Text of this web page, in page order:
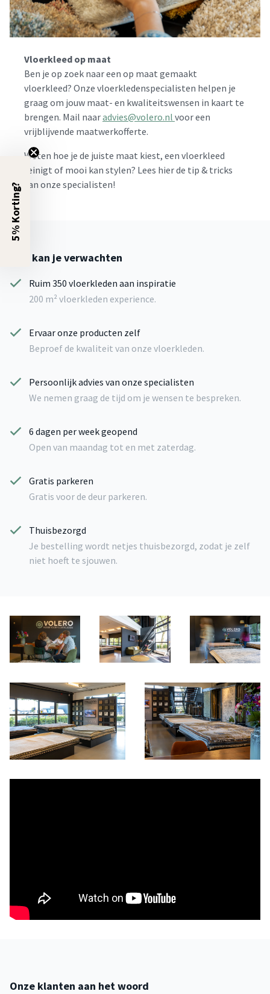
Vloerkleed op maat
Ben je op zoek naar een op maat gemaakt
vloerkleed? Onze vloerkledenspecialisten helpen je
graag om jouw maat- en kwaliteitswensen in kaart te
brengen. Mail naaradvies@volero.nl voor een
vrijblijvende maatwerkofferte.
Weten hoe je de juiste maat kiest, een vloerkleed
reinigt of mooi kan stylen? Lees hier de tip & tricks
van onze specialisten!
Wat kan je verwachten
Ruim 350 vloerkleden aan inspiratie
200 m² vloerkleden experience.
Ervaar onze producten zelf
Beproef de kwaliteit van onze vloerkleden.
Persoonlijk advies van onze specialisten
We nemen graag de tijd om je wensen te bespreken.
6 dagen per week geopend
Open van maandag tot en met zaterdag.
Gratis parkeren
Gratis voor de deur parkeren.
Thuisbezorgd
Je bestelling wordt netjes thuisbezorgd, zodat je zelf
niet hoeft te sjouwen.
Onze klanten aan het woord
5% Korting?